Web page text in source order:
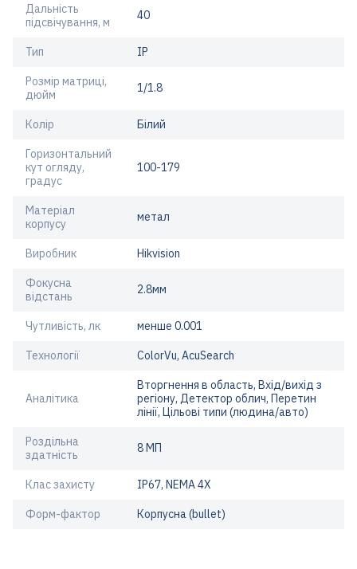
Дальність
підсвічування, м
40
Тип IP
Розмір матриці,
дюйм
1/1.8
Колір Білий
Горизонтальний
кут огляду,
градус
100-179
Матеріал
корпусу
метал
Виробник Hikvision
Фокусна
відстань
2.8мм
Чутливість, лк менше 0.001
Технології ColorVu, AcuSearch
Аналітика
Вторгнення в область, Вхід/вихід з
регіону, Детектор облич, Перетин
лінії, Цільові типи (людина/авто)
Роздільна
здатність
8 МП
Клас захисту IP67, NEMA 4X
Форм-фактор Корпусна (bullet)